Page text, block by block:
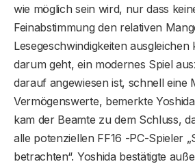
wie möglich sein wird, nur dass
Feinabstimmung den relativen
Lesegeschwindigkeiten ausgleichen
darum geht, ein modernes Spiel
darauf angewiesen ist, schnell eine
Vermögenswerte, bemerkte
kam der Beamte zu dem Schluss,
alle potenziellen FF16 -PC-Spieler
betrachten“. Yoshida bestätigte